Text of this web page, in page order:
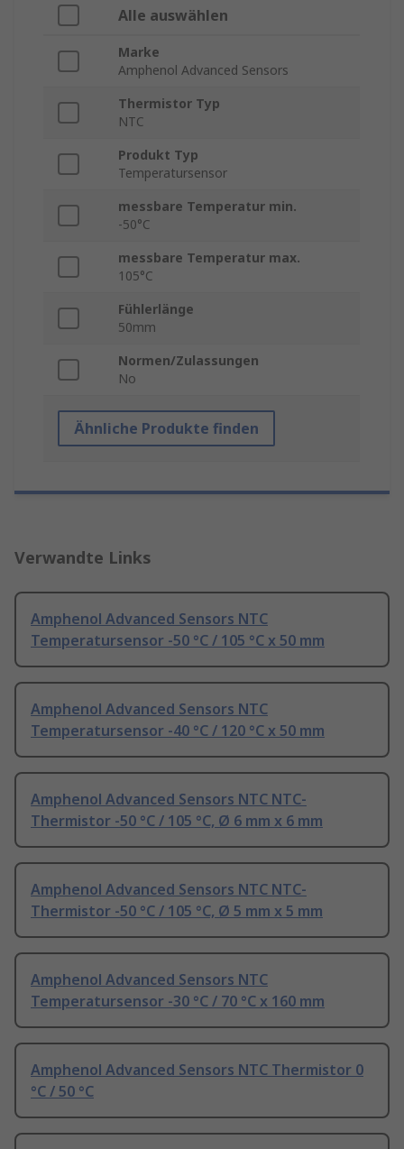
Alle auswählen
Marke
Amphenol Advanced Sensors
Thermistor Typ
NTC
Produkt Typ
Temperatursensor
messbare Temperatur min.
-50°C
messbare Temperatur max.
105°C
Fühlerlänge
50mm
Normen/Zulassungen
No
Ähnliche Produkte finden
Verwandte Links
Amphenol Advanced Sensors NTC
Temperatursensor -50 °C / 105 °C x 50 mm
Amphenol Advanced Sensors NTC
Temperatursensor -40 °C / 120 °C x 50 mm
Amphenol Advanced Sensors NTC NTC-
Thermistor -50 °C / 105 °C, Ø 6 mm x 6 mm
Amphenol Advanced Sensors NTC NTC-
Thermistor -50 °C / 105 °C, Ø 5 mm x 5 mm
Amphenol Advanced Sensors NTC
Temperatursensor -30 °C / 70 °C x 160 mm
Amphenol Advanced Sensors NTC Thermistor 0
°C / 50 °C